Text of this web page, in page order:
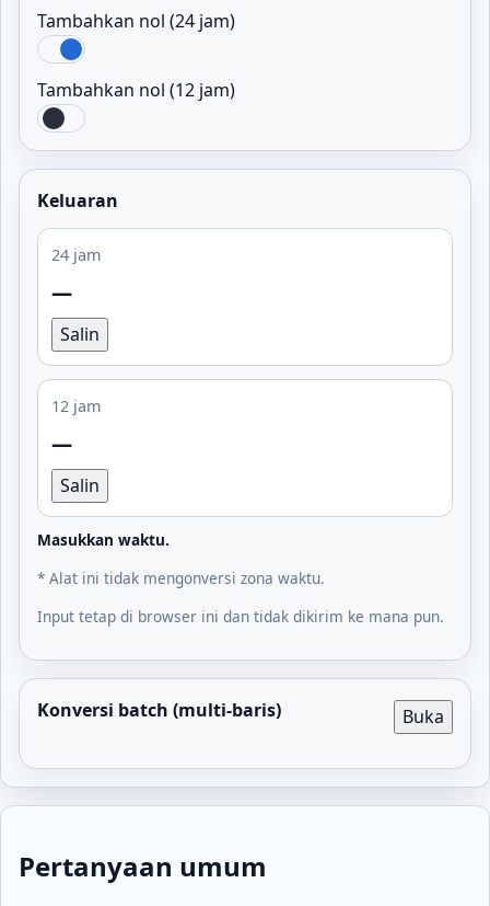
Tambahkan nol (24 jam)
Tambahkan nol (12 jam)
Keluaran
24 jam
—
Salin
12 jam
—
Salin
Masukkan waktu.
* Alat ini tidak mengonversi zona waktu.
Input tetap di browser ini dan tidak dikirim ke mana pun.
Konversi batch (multi-baris) Buka
Pertanyaan umum